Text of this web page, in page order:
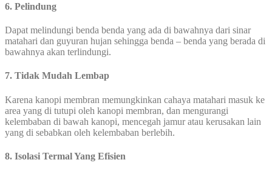
6. Pelindung
Dapat melindungi benda benda yang ada di bawahnya dari sinar
matahari dan guyuran hujan sehingga benda – benda yang berada di
bawahnya akan terlindungi.
7. Tidak Mudah Lembap
Karena kanopi membran memungkinkan cahaya matahari masuk ke
area yang di tutupi oleh kanopi membran, dan mengurangi
kelembaban di bawah kanopi, mencegah jamur atau kerusakan lain
yang di sebabkan oleh kelembaban berlebih.
8. Isolasi Termal Yang Efisien